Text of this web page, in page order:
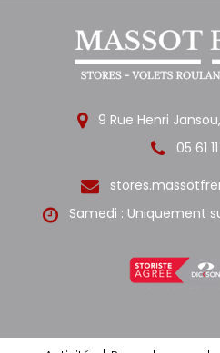
9 Rue Henri
05 61
Samedi : Uniquement